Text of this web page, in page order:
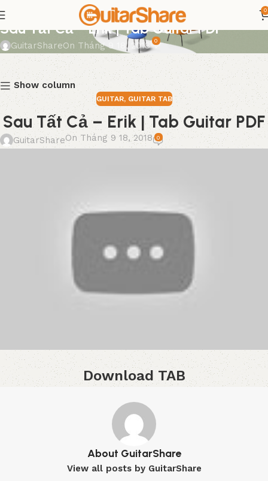
0
GUITAR
Sau Tất Cả – Erik | Tab Guitar PDF
GuitarShareOn Tháng 9 18, 2018 0
Show column
GUITAR, GUITAR TAB
Sau Tất Cả – Erik | Tab Guitar PDF
GuitarShareOn Tháng 9 18, 2018 0
Download TAB
About GuitarShare
View all posts by GuitarShare